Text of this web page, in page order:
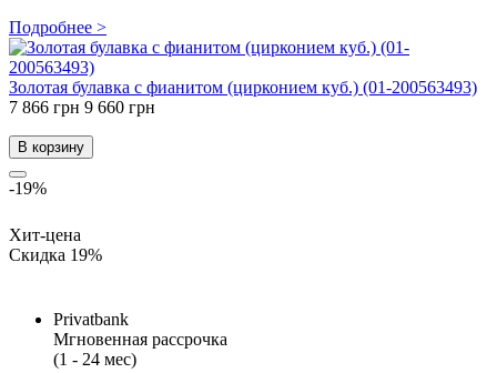
Подробнее >
Золотая булавка с фианитом (цирконием куб.) (01-200563493)
7 866 грн 9 660 грн
В корзину
-19%
Хит-цена
Скидка 19%
Privatbank
Мгновенная рассрочка
(1 - 24 мес)